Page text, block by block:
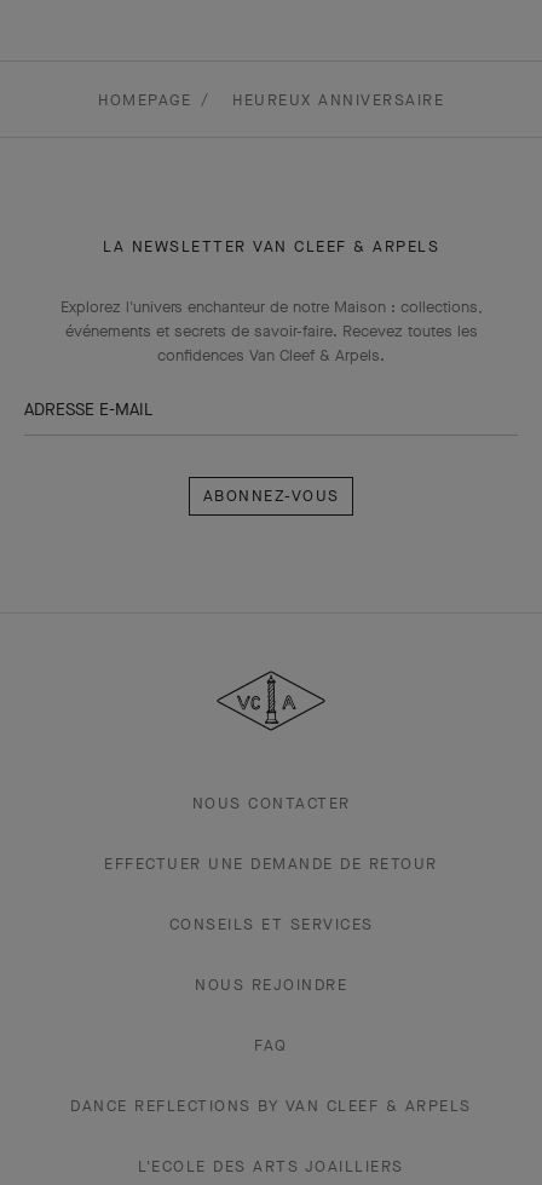
HOMEPAGE HEUREUX ANNIVERSAIRE
LA NEWSLETTER VAN CLEEF & ARPELS
Explorez l'univers enchanteur de notre Maison : collections,
événements et secrets de savoir-faire. Recevez toutes les
confidences Van Cleef & Arpels​.
ADRESSE E-MAIL
vous
&
Arpels
NOUS CONTACTER
EFFECTUER UNE DEMANDE DE RETOUR
CONSEILS ET SERVICES
NOUS REJOINDRE
FAQ
DANCE REFLECTIONS BY VAN CLEEF & ARPELS
L'ECOLE DES ARTS JOAILLIERS